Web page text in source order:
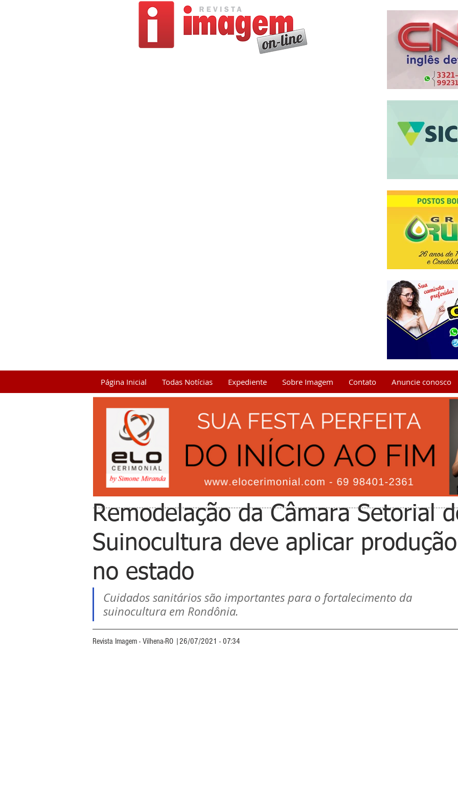
Página Inicial Todas Notícias Expediente Sobre Imagem Contato Anuncie conosco
Remodelação da Câmara Setorial
Suinocultura deve aplicar produção
no estado
Cuidados sanitários são importantes para o fortalecimento da
suinocultura em Rondônia.
Revista Imagem - Vilhena-RO |26/07/2021 - 07:34